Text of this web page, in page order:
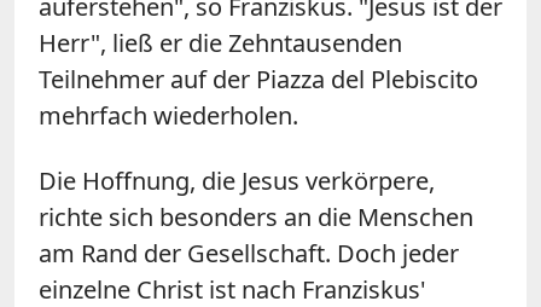
Herr", ließ er die Zehntausenden
Teilnehmer auf der Piazza del Plebiscito
mehrfach wiederholen.
Die Hoffnung, die Jesus verkörpere,
richte sich besonders an die Menschen
am Rand der Gesellschaft. Doch jeder
einzelne Christ ist nach Franziskus'